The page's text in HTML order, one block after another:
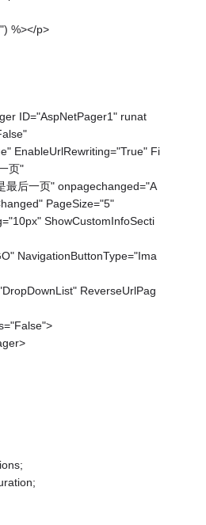
%></p>
ID="AspNetPager1" runat
EnableUrlRewriting="True" Fi
页"
最后一页" onpagechanged="A
PageSize="5"
ShowCustomInfoSecti
NavigationButtonType="Ima
ReverseUrlPag